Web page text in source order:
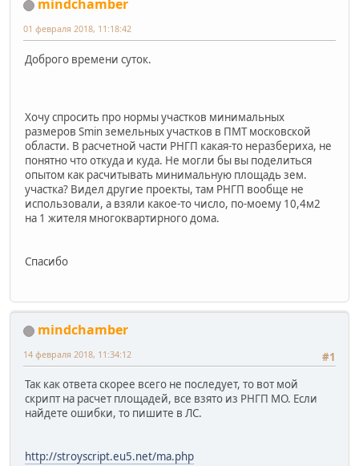
mindchamber
01 февраля 2018, 11:18:42
Доброго времени суток.
Хочу спросить про нормы участков минимальных
размеров Smin земельных участков в ПМТ московской
области. В расчетной части РНГП какая-то неразбериха, не
понятно что откуда и куда. Не могли бы вы поделиться
опытом как расчитывать минимальную площадь зем.
участка? Видел другие проекты, там РНГП вообще не
использовали, а взяли какое-то число, по-моему 10,4м2
на 1 жителя многоквартирного дома.
Спасибо
mindchamber
#1
14 февраля 2018, 11:34:12
Так как ответа скорее всего не последует, то вот мой
скрипт на расчет площадей, все взято из РНГП МО. Если
найдете ошибки, то пишите в ЛС.
http://stroyscript.eu5.net/ma.php